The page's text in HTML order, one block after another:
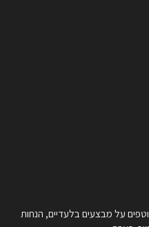
על מבצעים בלעדיים, הנחות